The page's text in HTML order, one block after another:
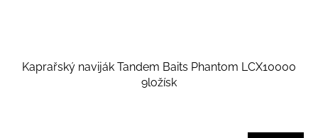
Kaprařský naviják Tandem Baits Phantom LCX10000
9ložísk